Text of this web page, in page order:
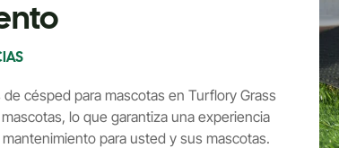
césped para mascotas en Turflory Grass
lo que garantiza una experiencia
para usted y sus mascotas.